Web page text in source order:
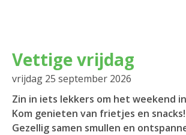
Vettige vrijdag
vrijdag 25 september 2026
Zin in iets lekkers om het weekend
Kom genieten van frietjes en snacks!
Gezellig samen smullen en